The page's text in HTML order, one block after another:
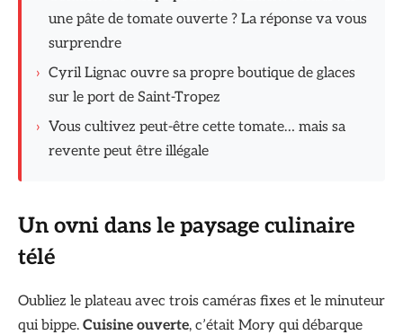
une pâte de tomate ouverte ? La réponse va vous
surprendre
› Cyril Lignac ouvre sa propre boutique de glaces
sur le port de Saint-Tropez
› Vous cultivez peut-être cette tomate… mais sa
revente peut être illégale
Un ovni dans le paysage culinaire
télé
Oubliez le plateau avec trois caméras fixes et le minuteur
qui bippe. Cuisine ouverte, c’était Mory qui débarque